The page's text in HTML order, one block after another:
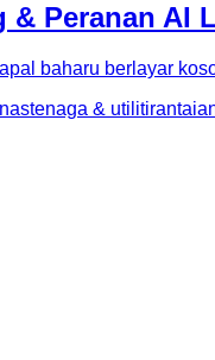
& Peranan AI
baharu berlayar
tenaga & utiliti